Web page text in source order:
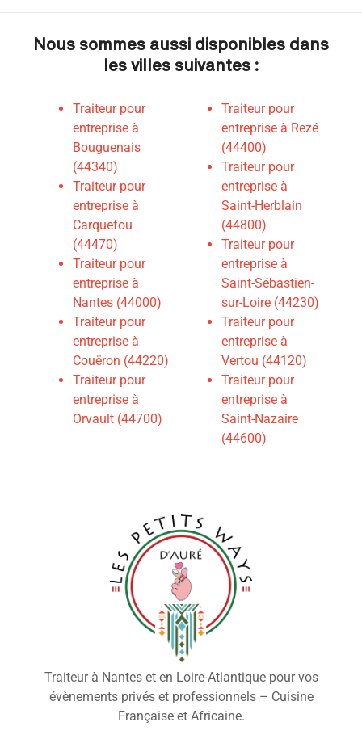
Nous sommes aussi disponibles dans
les villes suivantes :
Traiteur pour
entreprise à
Bouguenais
(44340)
Traiteur pour
entreprise à
Carquefou
(44470)
Traiteur pour
entreprise à
Nantes (44000)
Traiteur pour
entreprise à
Couëron (44220)
Traiteur pour
entreprise à
Orvault (44700)
Traiteur pour
entreprise à Rezé
(44400)
Traiteur pour
entreprise à
Saint-Herblain
(44800)
Traiteur pour
entreprise à
Saint-Sébastien-
sur-Loire (44230)
Traiteur pour
entreprise à
Vertou (44120)
Traiteur pour
entreprise à
Saint-Nazaire
(44600)
Traiteur à Nantes et en Loire-Atlantique pour vos
évènements privés et professionnels – Cuisine
Française et Africaine.